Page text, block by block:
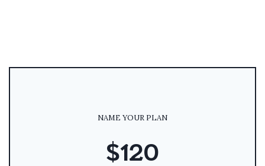
NAME YOUR PLAN
$120